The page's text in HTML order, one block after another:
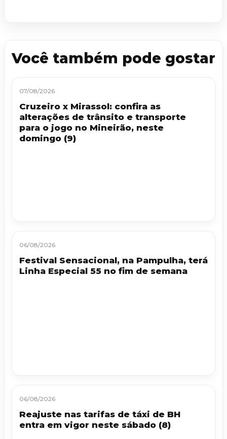
Você também pode gostar
07/08/2026
Cruzeiro x Mirassol: confira as
alterações de trânsito e transporte
para o jogo no Mineirão, neste
domingo (9)
06/08/2026
Festival Sensacional, na Pampulha, terá
Linha Especial 55 no fim de semana
06/08/2026
Reajuste nas tarifas de táxi de BH
entra em vigor neste sábado (8)